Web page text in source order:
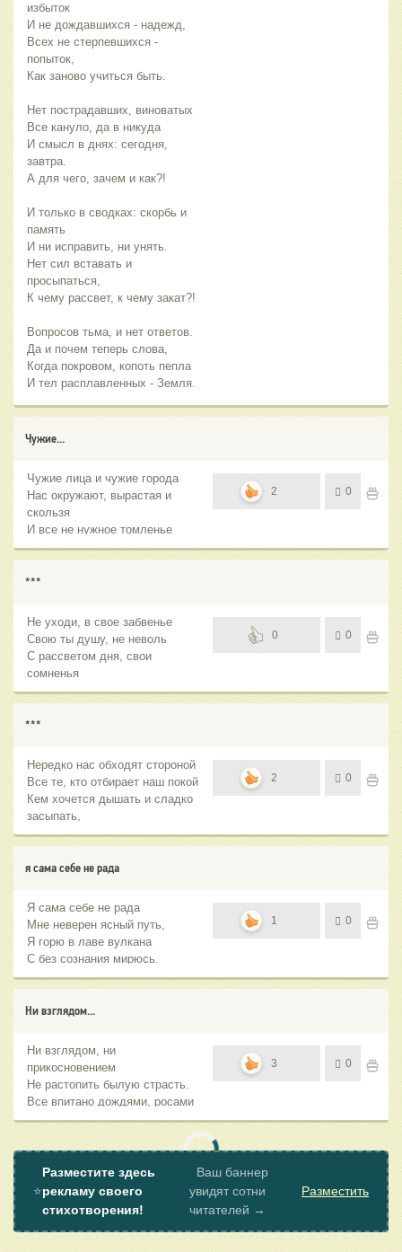
избыток
И не дождавшихся - надежд,
Всех не стерпевшихся -
попыток,
Как заново учиться быть.
Нет пострадавших, виноватых
Все кануло, да в никуда
И смысл в днях: сегодня,
завтра.
А для чего, зачем и как?!
И только в сводках: скорбь и
память
И ни исправить, ни унять.
Нет сил вставать и
просыпаться,
К чему рассвет, к чему закат?!
Вопросов тьма, и нет ответов.
Да и почем теперь слова,
Когда покровом, копоть пепла
И тел расплавленных - Земля.
Чужие...
Чужие лица и чужие города
Нас окружают, вырастая и
скользя
И все не нужное томленье
нагнетя,
Не оглянусь, когда уйти придет
пора.
2 0
***
Не уходи, в свое забвенье
Свою ты душу, не неволь
С рассветом дня, свои
сомненья
Как день вчерашний отпусти.
0 0
***
Нередко нас обходят стороной
Все те, кто отбирает наш покой
Кем хочется дышать и сладко
засыпать,
Там по дорогам жизненным
блуждать.
2 0
я сама себе не рада
Я сама себе не рада
Мне неверен ясный путь,
Я горю в лаве вулкана
С без сознания мирюсь.
1 0
Ни взглядом...
Ни взглядом, ни
прикосновением
Не растопить былую страсть.
Все впитано дождями, росами
Всех ягод плоть, в гнезде
3 0
⭐
Разместите здесь
рекламу своего
стихотворения!
Ваш баннер
увидят сотни
читателей →
Разместить